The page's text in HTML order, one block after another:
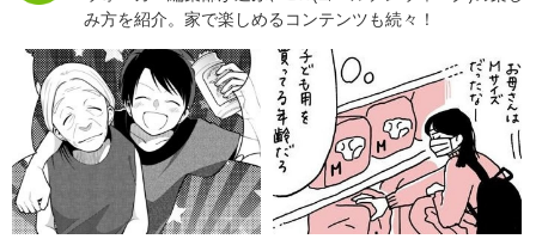
み方を紹介。家で楽しめるコンテンツも続々！